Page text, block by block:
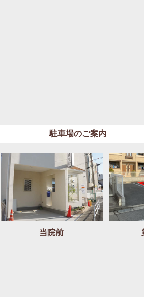
駐車場のご案内
当院前